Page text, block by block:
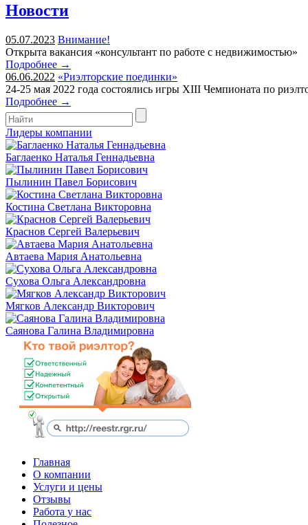
Новости
05.07.2023 Внимание!
Открыта вакансия «консультант по работе с недвижимостью»
Подробнее →
06.06.2022 «Риэлторские поединки»
24-25 мая 2022 года состоялись игры XIII Чемпионата по
Подробнее →
Лидеры компании
Баглаенко Наталья Геннадьевна
Пылинин Павел Борисович
Костина Светлана Викторовна
Краснов Сергей Валерьевич
Автаева Мария Анатольевна
Сухова Ольга Александровна
Мягков Александр Викторович
Саянова Галина Владимировна
Главная
О компании
Услуги и цены
Отзывы
Работа у нас